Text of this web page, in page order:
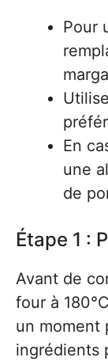
Pour
En
une
de
Étape 1 :
Avant de
four à
un moment
ingrédients